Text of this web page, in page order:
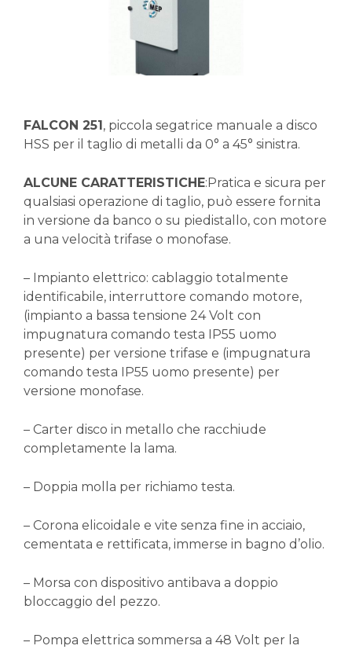
FALCON 251, piccola segatrice manuale a disco
HSS per il taglio di metalli da 0° a 45° sinistra.
ALCUNE CARATTERISTICHE:Pratica e sicura per
qualsiasi operazione di taglio, può essere fornita
in versione da banco o su piedistallo, con motore
a una velocità trifase o monofase.
– Impianto elettrico: cablaggio totalmente
identificabile, interruttore comando motore,
(impianto a bassa tensione 24 Volt con
impugnatura comando testa IP55 uomo
presente) per versione trifase e (impugnatura
comando testa IP55 uomo presente) per
versione monofase.
– Carter disco in metallo che racchiude
completamente la lama.
– Doppia molla per richiamo testa.
– Corona elicoidale e vite senza fine in acciaio,
cementata e rettificata, immerse in bagno d’olio.
– Morsa con dispositivo antibava a doppio
bloccaggio del pezzo.
– Pompa elettrica sommersa a 48 Volt per la